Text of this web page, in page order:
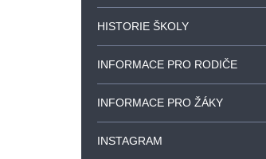
HISTORIE ŠKOLY
INFORMACE PRO RODIČE
INFORMACE PRO ŽÁKY
INSTAGRAM